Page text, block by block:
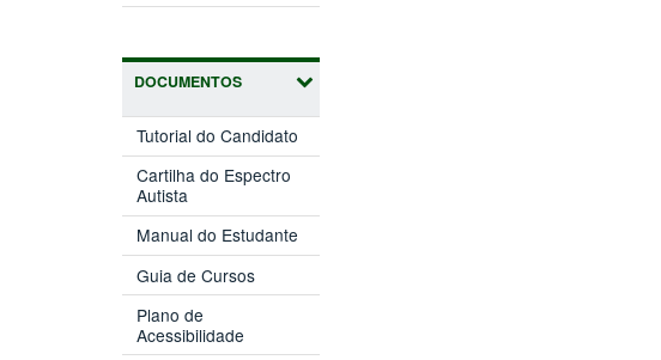
DOCUMENTOS
Tutorial do Candidato
Cartilha do Espectro
Autista
Manual do Estudante
Guia de Cursos
Plano de
Acessibilidade